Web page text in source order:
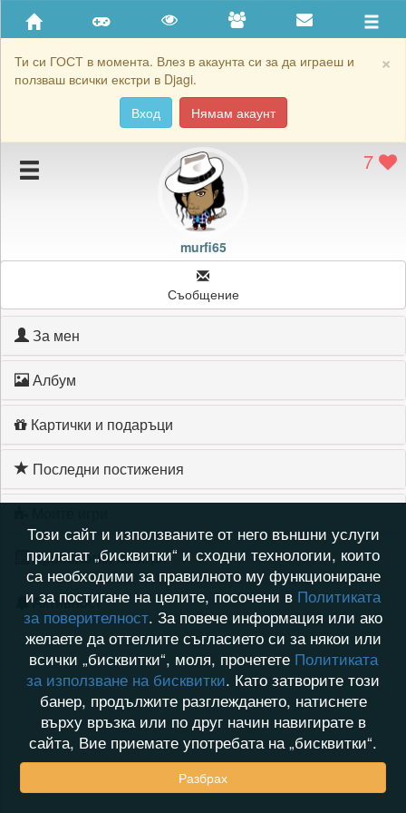
×
Ти си ГОСТ в момента. Влез в акаунта си за да играеш и
ползваш всички екстри в Djagi.
Вход
Нямам акаунт
Приятели
Хронология на игри
Подаръците на murfi65 7
murfi65
Съобщение
За мен
Албум
Картички и подаръци
Последни постижения
Хронология на игри
Активност
Този сайт и използваните от него външни услуги
прилагат „бисквитки“ и сходни технологии, които
са необходими за правилното му функциониране
и за постигане на целите, посочени в Политиката
за поверителност. За повече информация или ако
желаете да оттеглите съгласието си за някои или
всички „бисквитки“, моля, прочетете Политиката
за използване на бисквитки. Като затворите този
банер, продължите разглеждането, натиснете
върху връзка или по друг начин навигирате в
сайта, Вие приемате употребата на „бисквитки“.
Разбрах